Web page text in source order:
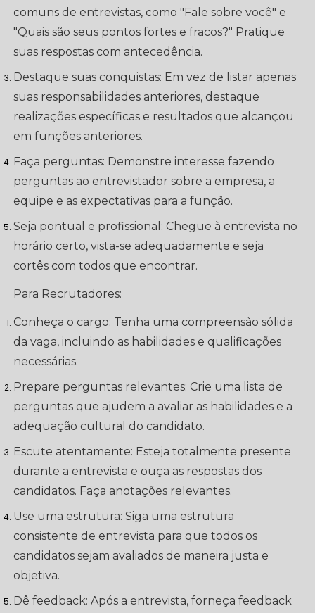
comuns de entrevistas, como "Fale sobre você" e
"Quais são seus pontos fortes e fracos?" Pratique
suas respostas com antecedência.
Destaque suas conquistas: Em vez de listar apenas
suas responsabilidades anteriores, destaque
realizações específicas e resultados que alcançou
em funções anteriores.
Faça perguntas: Demonstre interesse fazendo
perguntas ao entrevistador sobre a empresa, a
equipe e as expectativas para a função.
Seja pontual e profissional: Chegue à entrevista no
horário certo, vista-se adequadamente e seja
cortês com todos que encontrar.
Para Recrutadores:
Conheça o cargo: Tenha uma compreensão sólida
da vaga, incluindo as habilidades e qualificações
necessárias.
Prepare perguntas relevantes: Crie uma lista de
perguntas que ajudem a avaliar as habilidades e a
adequação cultural do candidato.
Escute atentamente: Esteja totalmente presente
durante a entrevista e ouça as respostas dos
candidatos. Faça anotações relevantes.
Use uma estrutura: Siga uma estrutura
consistente de entrevista para que todos os
candidatos sejam avaliados de maneira justa e
objetiva.
Dê feedback: Após a entrevista, forneça feedback